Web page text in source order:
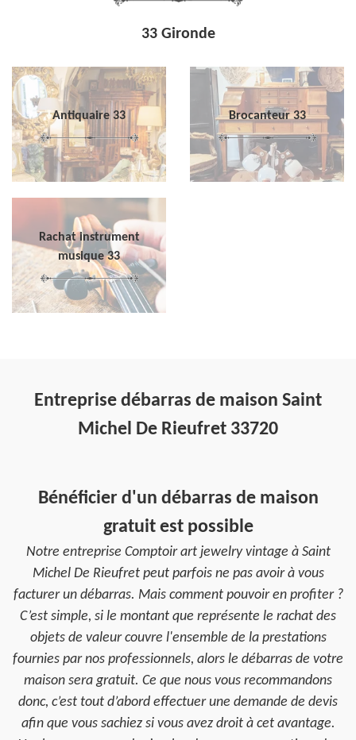
33 Gironde
Antiquaire 33 Brocanteur 33
Rachat instrument
musique 33
Entreprise débarras de maison Saint
Michel De Rieufret 33720
Bénéficier d'un débarras de maison
gratuit est possible
Notre entreprise Comptoir art jewelry vintage à Saint
Michel De Rieufret peut parfois ne pas avoir à vous
facturer un débarras. Mais comment pouvoir en profiter ?
C’est simple, si le montant que représente le rachat des
objets de valeur couvre l'ensemble de la prestations
fournies par nos professionnels, alors le débarras de votre
maison sera gratuit. Ce que nous vous recommandons
donc, c’est tout d’abord effectuer une demande de devis
afin que vous sachiez si vous avez droit à cet avantage.